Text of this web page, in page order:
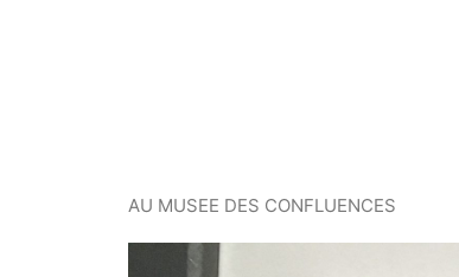
AU MUSEE DES CONFLUENCES